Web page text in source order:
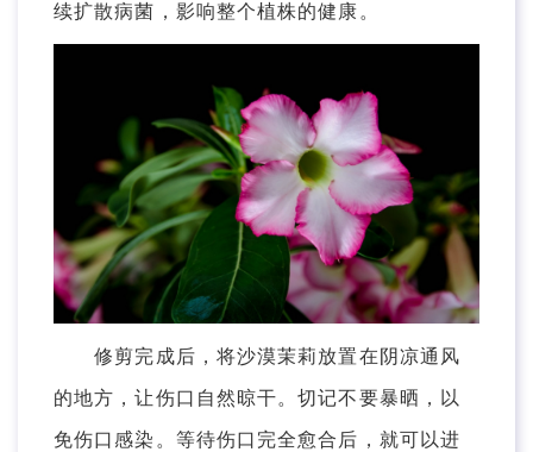
续扩散病菌，影响整个植株的健康。
修剪完成后，将沙漠茉莉放置在阴凉通风
的地方，让伤口自然晾干。切记不要暴晒，以
免伤口感染。等待伤口完全愈合后，就可以进